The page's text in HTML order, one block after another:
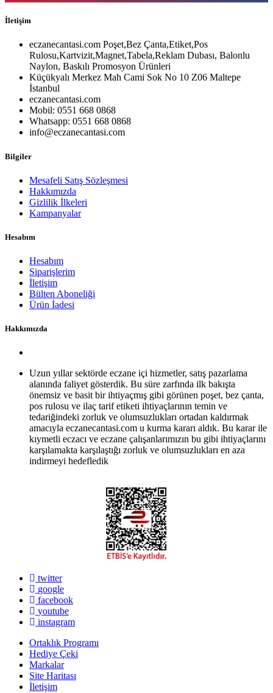
İletişim
eczanecantasi.com Poşet,Bez Çanta,Etiket,Pos
Rulosu,Kartvizit,Magnet,Tabela,Reklam Dubası, Balonlu
Naylon, Baskılı Promosyon Ürünleri
Küçükyalı Merkez Mah Cami Sok No 10 Z06 Maltepe
İstanbul
eczanecantasi.com
Mobil: 0551 668 0868
Whatsapp: 0551 668 0868
info@eczanecantasi.com
Bilgiler
Mesafeli Satış Sözleşmesi
Hakkımızda
Gizlilik İlkeleri
Kampanyalar
Hesabım
Hesabım
Siparişlerim
İletişim
Bülten Aboneliği
Ürün İadesi
Hakkımızda
Uzun yıllar sektörde eczane içi hizmetler, satış pazarlama
alanında faliyet gösterdik. Bu süre zarfında ilk bakışta
önemsiz ve basit bir ihtiyaçmış gibi görünen poşet, bez çanta,
pos rulosu ve ilaç tarif etiketi ihtiyaçlarının temin ve
tedariğindeki zorluk ve olumsuzlukları ortadan kaldırmak
amacıyla eczanecantasi.com u kurma kararı aldık. Bu karar ile
kıymetli eczacı ve eczane çalışanlarımızın bu gibi ihtiyaçlarını
karşılamakta karşılaştığı zorluk ve olumsuzlukları en aza
indirmeyi hedefledik
twitter
google
facebook
youtube
instagram
Ortaklık Programı
Hediye Çeki
Markalar
Site Haritası
İletişim